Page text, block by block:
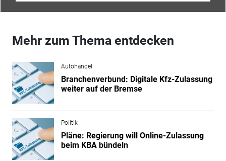
Mehr zum Thema entdecken
Autohandel
Branchenverbund: Digitale Kfz-Zulassung
weiter auf der Bremse
Politik
Pläne: Regierung will Online-Zulassung
beim KBA bündeln